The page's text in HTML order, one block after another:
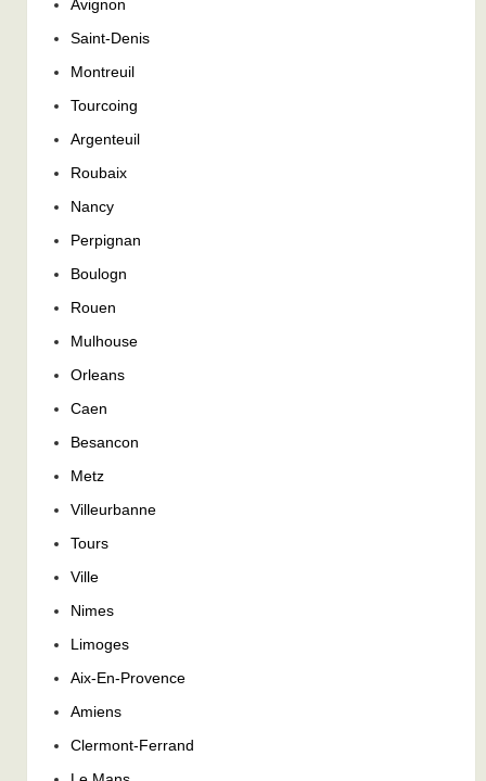
Avignon
Saint-Denis
Montreuil
Tourcoing
Argenteuil
Roubaix
Nancy
Perpignan
Boulogn
Rouen
Mulhouse
Orleans
Caen
Besancon
Metz
Villeurbanne
Tours
Ville
Nimes
Limoges
Aix-En-Provence
Amiens
Clermont-Ferrand